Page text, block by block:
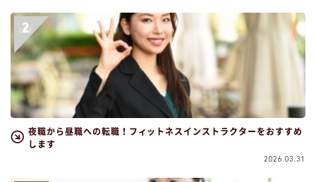
夜職から昼職への転職！フィットネスインストラクターをおすすめ
します
2026.03.31